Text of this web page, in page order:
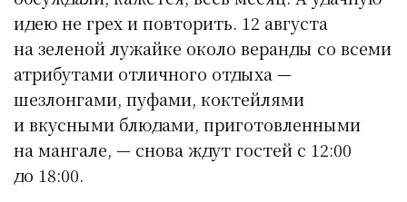
идею не грех и повторить. 12 августа
на зеленой лужайке около веранды со всеми
атрибутами отличного отдыха —
шезлонгами, пуфами, коктейлями
и вкусными блюдами, приготовленными
на мангале, — снова ждут гостей с 12:00
до 18:00.